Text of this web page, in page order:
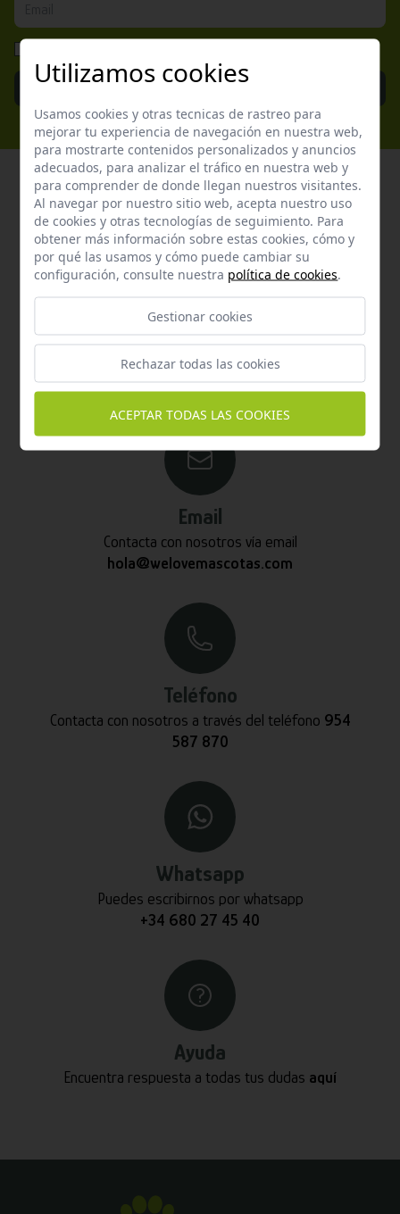
Atención al cliente
Contacta con nosotros y te garantizamos que te
responderemos en menos de 24 horas laborables.
Horario de atención al cliente:
De lunes a jueves de 8:00 a 15:00 y viernes de 8:00 a 14:00
Email
Contacta con nosotros vía email
hola@welovemascotas.com
Teléfono
Contacta con nosotros a través del teléfono 954
587 870
Whatsapp
Puedes escribirnos por whatsapp
+34 680 27 45 40
Ayuda
Encuentra respuesta a todas tus dudas aquí
Utilizamos cookies
Usamos cookies y otras tecnicas de rastreo para
mejorar tu experiencia de navegación en nuestra web,
para mostrarte contenidos personalizados y anuncios
adecuados, para analizar el tráfico en nuestra web y
para comprender de donde llegan nuestros visitantes.
Al navegar por nuestro sitio web, acepta nuestro uso
de cookies y otras tecnologías de seguimiento. Para
obtener más información sobre estas cookies, cómo y
por qué las usamos y cómo puede cambiar su
configuración, consulte nuestra política de cookies.
Gestionar cookies
Rechazar todas las cookies
ACEPTAR TODAS LAS COOKIES